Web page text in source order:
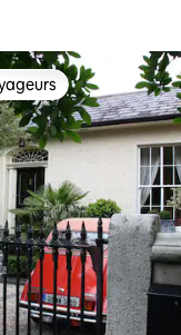
les plus appréciés